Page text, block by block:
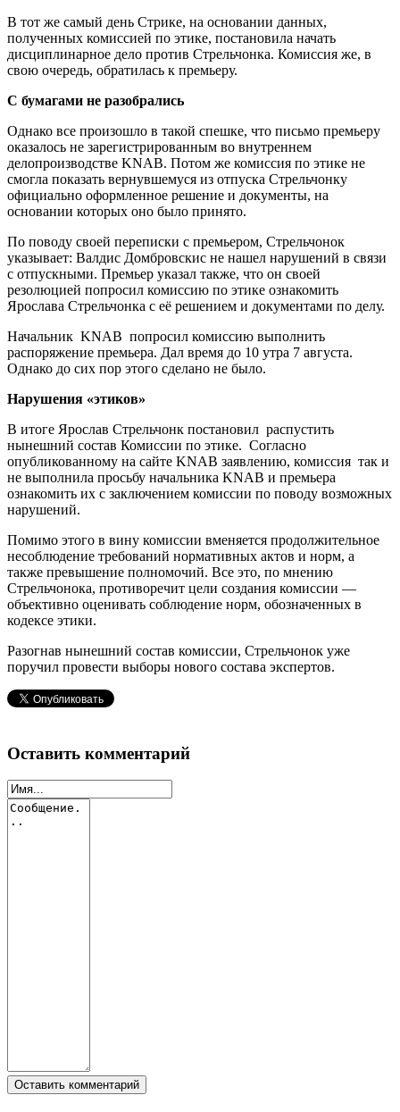
В тот же самый день Стрике, на основании данных,
полученных комиссией по этике, постановила начать
дисциплинарное дело против Стрельчонка. Комиссия же, в
свою очередь, обратилась к премьеру.
С бумагами не разобрались
Однако все произошло в такой спешке, что письмо премьеру
оказалось не зарегистрированным во внутреннем
делопроизводстве KNAB. Потом же комиссия по этике не
смогла показать вернувшемуся из отпуска Стрельчонку
официально оформленное решение и документы, на
основании которых оно было принято.
По поводу своей переписки с премьером, Стрельчонок
указывает: Валдис Домбровскис не нашел нарушений в связи
с отпускными. Премьер указал также, что он своей
резолюцией попросил комиссию по этике ознакомить
Ярослава Стрельчонка с её решением и документами по делу.
Начальник KNAB попросил комиссию выполнить
распоряжение премьера. Дал время до 10 утра 7 августа.
Однако до сих пор этого сделано не было.
Нарушения «этиков»
В итоге Ярослав Стрельчонк постановил распустить
нынешний состав Комиссии по этике. Согласно
опубликованному на сайте KNAB заявлению, комиссия так и
не выполнила просьбу начальника KNAB и премьера
ознакомить их с заключением комиссии по поводу возможных
нарушений.
Помимо этого в вину комиссии вменяется продолжительное
несоблюдение требований нормативных актов и норм, а
также превышение полномочий. Все это, по мнению
Стрельчонока, противоречит цели создания комиссии —
объективно оценивать соблюдение норм, обозначенных в
кодексе этики.
Разогнав нынешний состав комиссии, Стрельчонок уже
поручил провести выборы нового состава экспертов.
Оставить комментарий